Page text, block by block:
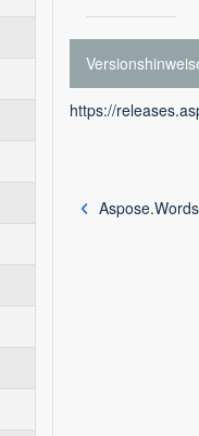
https://